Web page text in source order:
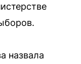
назвала